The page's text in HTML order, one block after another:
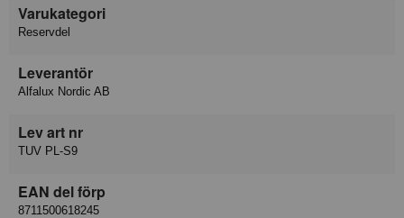
Varukategori
Reservdel
Leverantör
Alfalux Nordic AB
Lev art nr
TUV PL-S9
EAN del förp
8711500618245